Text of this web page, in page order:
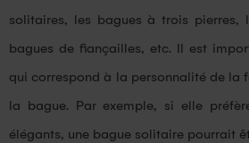
solitaires, les bagues à trois pierres,
bagues de fiançailles, etc. Il est
qui correspond à la personnalité de la
la bague. Par exemple, si elle
élégants, une bague solitaire pourrait